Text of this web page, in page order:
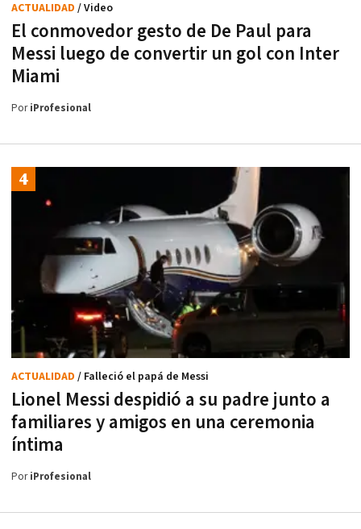
El conmovedor gesto de De Paul para
Messi luego de convertir un gol con Inter
Miami
ACTUALIDAD / Video
PoriProfesional
Lionel Messi despidió a su padre junto a
familiares y amigos en una ceremonia
íntima
ACTUALIDAD / Falleció el papá de Messi
PoriProfesional